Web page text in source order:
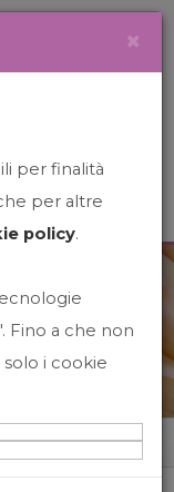
×
per finalità
per altre
policy.
Fino a che non
i cookie